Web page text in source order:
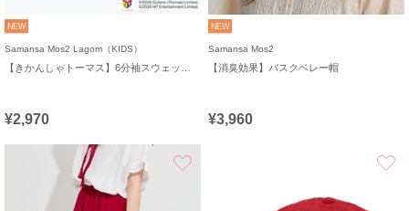
NEW
Samansa Mos2 Lagom（KIDS）
¥2,970
NEW
Samansa Mos2
【消臭効果】バスクベレー帽
¥3,960